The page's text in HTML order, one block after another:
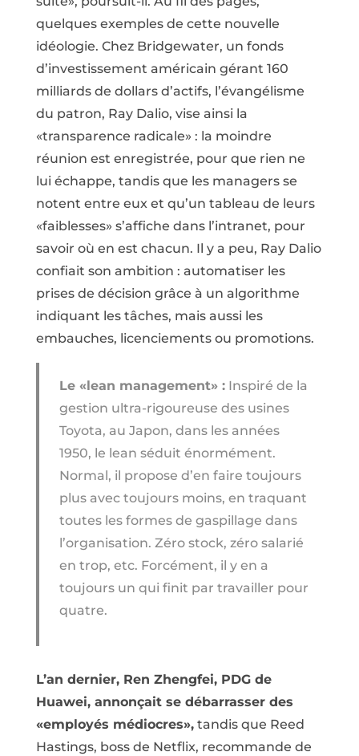
quelques exemples de cette nouvelle
idéologie. Chez Bridgewater, un fonds
d’investissement américain gérant 160
milliards de dollars d’actifs, l’évangélisme
du patron, Ray Dalio, vise ainsi la
«transparence radicale» : la moindre
réunion est enregistrée, pour que rien ne
lui échappe, tandis que les managers se
notent entre eux et qu’un tableau de leurs
«faiblesses» s’affiche dans l’intranet, pour
savoir où en est chacun. Il y a peu, Ray Dalio
confiait son ambition : automatiser les
prises de décision grâce à un algorithme
indiquant les tâches, mais aussi les
embauches, licenciements ou promotions.
Le «lean management» :Inspiré de la
gestion ultra-rigoureuse des usines
Toyota, au Japon, dans les années
1950, le lean séduit énormément.
Normal, il propose d’en faire toujours
plus avec toujours moins, en traquant
toutes les formes de gaspillage dans
l’organisation. Zéro stock, zéro salarié
en trop, etc. Forcément, il y en a
toujours un qui finit par travailler pour
quatre.
L’an dernier, Ren Zhengfei, PDG de
Huawei, annonçait se débarrasser des
«employés médiocres»,tandis que Reed
Hastings, boss de Netflix, recommande de